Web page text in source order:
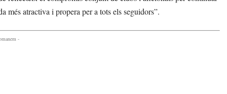
més atractiva i propera per a tots els seguidors”.
-